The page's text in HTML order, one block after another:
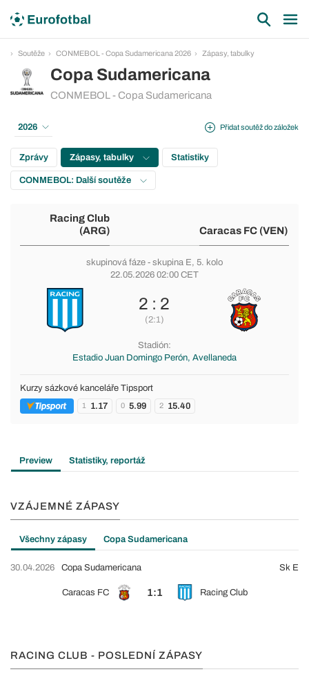
Soutěže CONMEBOL - Copa Sudamericana 2026 Zápasy, tabulky
Copa Sudamericana
CONMEBOL - Copa Sudamericana
Přidat soutěž do záložek
2026
Zprávy Zápasy, tabulky Statistiky
CONMEBOL: Další soutěže
Racing Club
(ARG)
Caracas FC (VEN)
skupinová fáze - skupina E, 5. kolo
22.05.2026 02:00 CET
2 : 2
(2:1)
Stadión:
Estadio Juan Domingo Perón, Avellaneda
Kurzy sázkové kanceláře Tipsport
1 1.17 0 5.99 2 15.40
Preview Statistiky, reportáž
VZÁJEMNÉ ZÁPASY
Všechny zápasy Copa Sudamericana
30.04.2026
Caracas FC 1:1 Racing Club
Copa Sudamericana Sk E
RACING CLUB - POSLEDNÍ ZÁPASY